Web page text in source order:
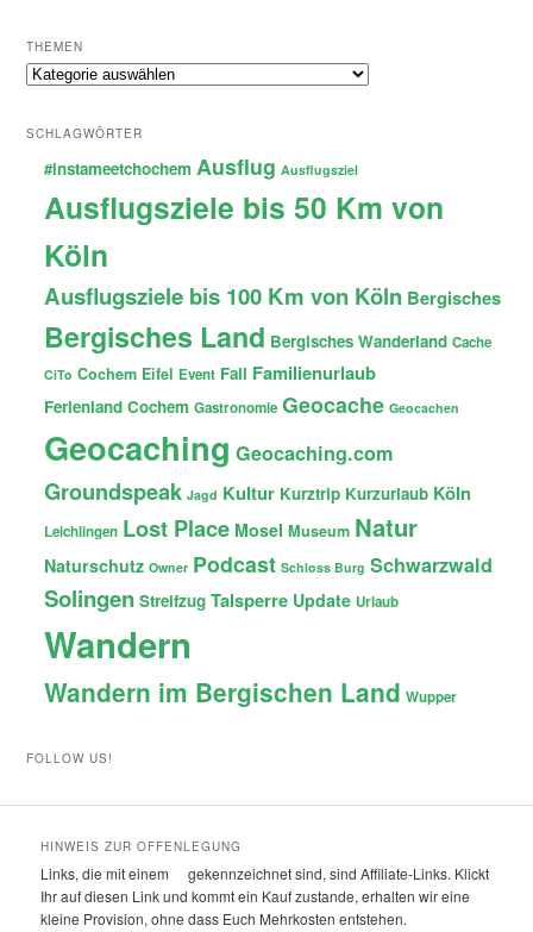
THEMEN
Themen
SCHLAGWÖRTER
#instameetchochem Ausflug Ausflugsziel
Ausflugsziele bis 50 Km von
Köln
Ausflugsziele bis 100 Km von Köln Bergisches
Bergisches Land Bergisches Wanderland Cache
CiTo Cochem Eifel Event Fail Familienurlaub
Ferienland Cochem Gastronomie Geocache Geocachen
Geocaching Geocaching.com
Groundspeak Jagd Kultur Kurztrip Kurzurlaub Köln
Leichlingen Lost Place Mosel Museum Natur
Naturschutz Owner Podcast Schloss Burg Schwarzwald
Solingen Streifzug Talsperre Update Urlaub
Wandern
Wandern im Bergischen Land Wupper
FOLLOW US!
HINWEIS ZUR OFFENLEGUNG
Links, die mit einem
gekennzeichnet sind, sind Affiliate-Links. Klickt
Ihr auf diesen Link und kommt ein Kauf zustande, erhalten wir eine
kleine Provision, ohne dass Euch Mehrkosten entstehen.